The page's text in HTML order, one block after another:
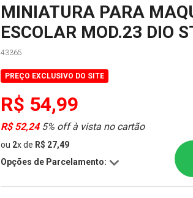
MINIATURA PARA
ESCOLAR MOD.23 DIO
43365
PREÇO EXCLUSIVO DO SITE
R$ 54,99
R$ 52,245% off à vista no cartão
ou 2xde R$ 27,49
Opções de Parcelamento: